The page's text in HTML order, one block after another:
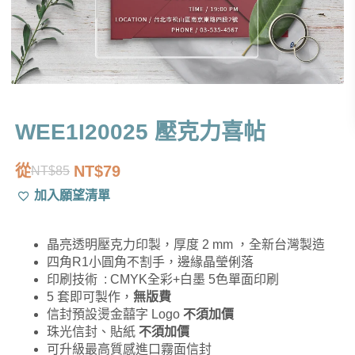
WEE1I20025 壓克力喜帖
從NT$85
原
始
格：
NT$85。
NT$79
目
前
格：
NT$79。
加入願望清單
晶亮透明壓克力印製，厚度 2 mm ，全新台灣製造
四角R1小圓角不割手，邊緣晶瑩俐落
印刷技術 : CMYK全彩+白墨 5色單面印刷
5 套即可製作， 無版費
信封預設燙金囍字 Logo 不須加價
珠光信封、貼紙 不須加價
可升級最高質感進口霧面信封